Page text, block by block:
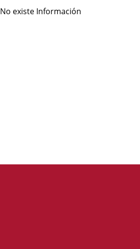
No existe Información